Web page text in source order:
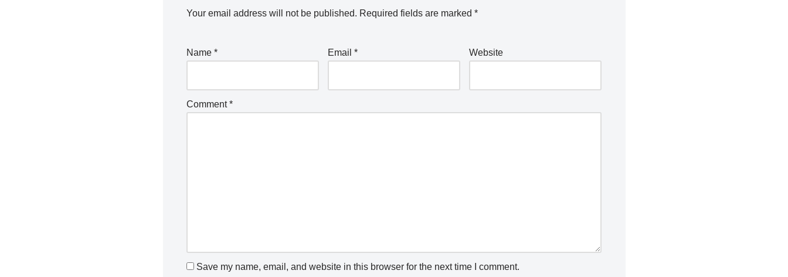
Your email address will not be published. Required fields are marked *
Name * Email * Website
Comment*
Save my name, email, and website in this browser for the next time I comment.